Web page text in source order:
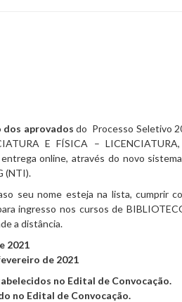
dos aprovados do Processo Seletivo
E FÍSICA –
online, através do novo
(NTI).
seu nome esteja na lista, cumprir
ingresso nos cursos de
a distância.
2021
de 2021
no Edital de Convocação.
no Edital de Convocação.